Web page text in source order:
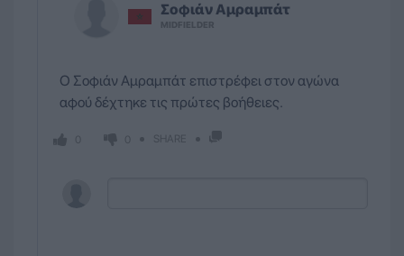
Σοφιάν Αμραμπάτ
MIDFIELDER
Ο Σοφιάν Αμραμπάτ επιστρέφει στον αγώνα
αφού δέχτηκε τις πρώτες βοήθειες.
SHARE